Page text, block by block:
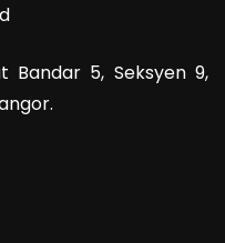
Bandar 5, Seksyen 9,